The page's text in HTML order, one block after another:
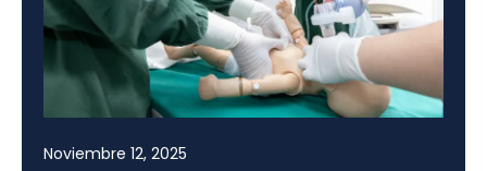
Noviembre 12, 2025